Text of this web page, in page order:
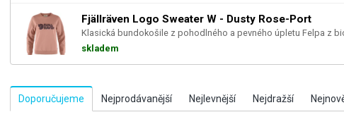
Fjällräven Logo Sweater W - Dusty Rose-Port
Klasická bundokošile z pohodlného a pevného úpletu Felpa z
skladem